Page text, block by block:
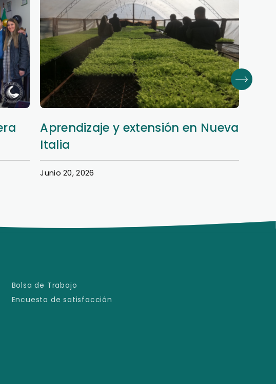
Aprendizaje y extensión en Nueva
Italia
Junio 20, 2026
Bolsa de Trabajo
Encuesta de satisfacción